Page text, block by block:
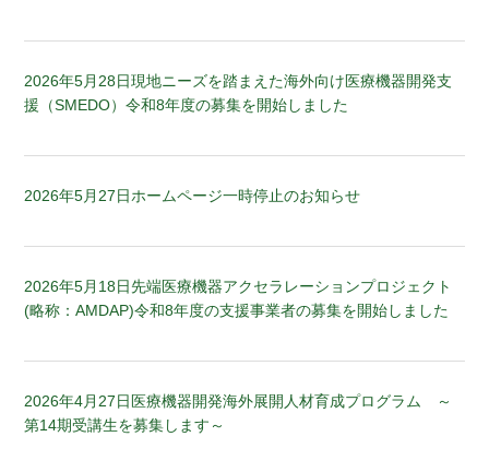
2026年5月28日現地ニーズを踏まえた海外向け医療機器開発支
援（SMEDO）令和8年度の募集を開始しました
2026年5月27日ホームページ一時停止のお知らせ
2026年5月18日先端医療機器アクセラレーションプロジェクト
(略称：AMDAP)令和8年度の支援事業者の募集を開始しました
2026年4月27日医療機器開発海外展開人材育成プログラム ～
第14期受講生を募集します～